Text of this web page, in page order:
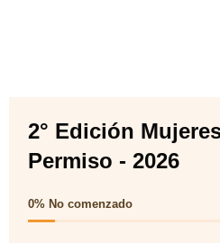
2° Edición
Permiso - 2026
0% No comenzado